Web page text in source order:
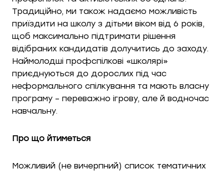
Традиційно, ми також надаємо можливість
приїздити на школу з дітьми віком від 6 років,
щоб максимально підтримати рішення
відібраних кандидатів долучитись до заходу.
Наймолодші профспілкові «школярі»
приєднуються до дорослих під час
неформального спілкування та мають власну
програму – переважно ігрову, але й водночас
навчальну.
Про що йтиметься
Можливий (не вичерпний) список тематичних